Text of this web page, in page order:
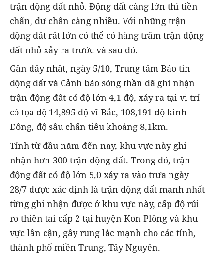
trận động đất nhỏ. Động đất càng lớn thì tiền
chấn, dư chấn càng nhiều. Với những trận
động đất rất lớn có thể có hàng trăm trận động
đất nhỏ xảy ra trước và sau đó.
Gần đây nhất, ngày 5/10, Trung tâm Báo tin
động đất và Cảnh báo sóng thần đã ghi nhận
trận động đất có độ lớn 4,1 độ, xảy ra tại vị trí
có tọa độ 14,895 độ vĩ Bắc, 108,191 độ kinh
Đông, độ sâu chấn tiêu khoảng 8,1km.
Tính từ đầu năm đến nay, khu vực này ghi
nhận hơn 300 trận động đất. Trong đó, trận
động đất có độ lớn 5,0 xảy ra vào trưa ngày
28/7 được xác định là trận động đất mạnh nhất
từng ghi nhận được ở khu vực này, cấp độ rủi
ro thiên tai cấp 2 tại huyện Kon Plông và khu
vực lân cận, gây rung lắc mạnh cho các tỉnh,
thành phố miền Trung, Tây Nguyên.